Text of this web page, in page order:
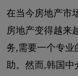
在当今房地产市
房地产变得越来
务,需要一个专
助。然而,韩国